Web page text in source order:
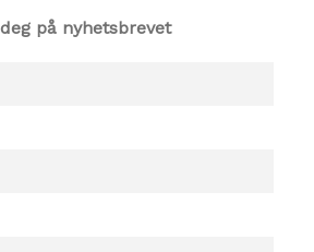
på nyhetsbrevet